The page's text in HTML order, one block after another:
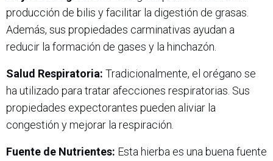
producción de bilis y facilitar la digestión de grasas.
Además, sus propiedades carminativas ayudan a
reducir la formación de gases y la hinchazón.
Salud Respiratoria: Tradicionalmente, el orégano se
ha utilizado para tratar afecciones respiratorias. Sus
propiedades expectorantes pueden aliviar la
congestión y mejorar la respiración.
Fuente de Nutrientes: Esta hierba es una buena fuente